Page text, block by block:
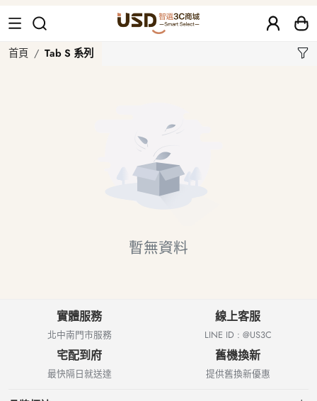
Tab S 系列
首頁 Tab S 系列
暫無資料
實體服務
北中南門市服務
線上客服
LINE ID : @US3C
宅配到府
最快隔日就送達
舊機換新
提供舊換新優惠